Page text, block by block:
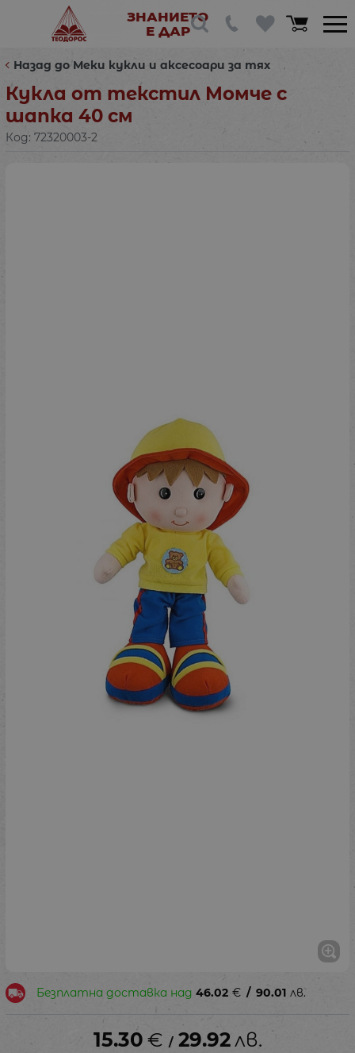
ЗНАНИЕТО
Е ДАР
Назад до Меки кукли и аксесоари за тях
Кукла от текстил Момче с
шапка 40 см
Код: 72320003-2
Безплатна доставка над 46.02 € / 90.01 лв.
15.30 € / 29.92 лв.